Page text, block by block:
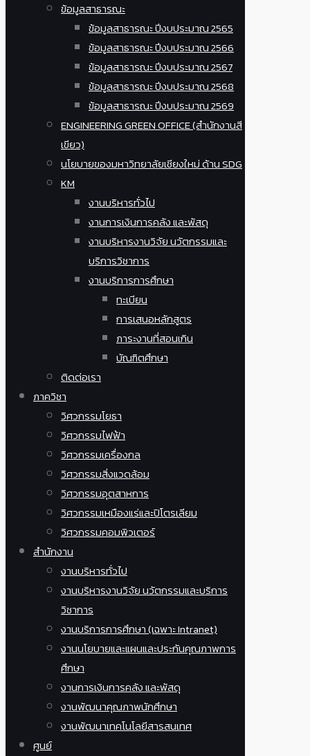
ข้อมูลสาธารณะ
ข้อมูลสาธารณะ ปีงบประมาณ 2565
ข้อมูลสาธารณะ ปีงบประมาณ 2566
ข้อมูลสาธารณะ ปีงบประมาณ 2567
ข้อมูลสาธารณะ ปีงบประมาณ 2568
ข้อมูลสาธารณะ ปีงบประมาณ 2569
ENGINEERING GREEN OFFICE (สำนักงานสี
เขียว)
นโยบายของมหาวิทยาลัยเชียงใหม่ ด้าน SDG
KM
งานบริหารทั่วไป
งานการเงินการคลัง และพัสดุ
งานบริหารงานวิจัย นวัตกรรมและ
บริการวิชาการ
งานบริการการศึกษา
ทะเบียน
การเสนอหลักสูตร
ภาระงานที่สอนเกิน
บัณฑิตศึกษา
ติดต่อเรา
ภาควิชา
วิศวกรรมโยธา
วิศวกรรมไฟฟ้า
วิศวกรรมเครื่องกล
วิศวกรรมสิ่งแวดล้อม
วิศวกรรมอุตสาหการ
วิศวกรรมเหมืองแร่และปิโตรเลียม
วิศวกรรมคอมพิวเตอร์
สำนักงาน
งานบริหารทั่วไป
งานบริหารงานวิจัย นวัตกรรมและบริการ
วิชาการ
งานบริการการศึกษา (เฉพาะ Intranet)
งานนโยบายและแผนและประกันคุณภาพการ
ศึกษา
งานการเงินการคลัง และพัสดุ
งานพัฒนาคุณภาพนักศึกษา
งานพัฒนาเทคโนโลยีสารสนเทศ
ศูนย์